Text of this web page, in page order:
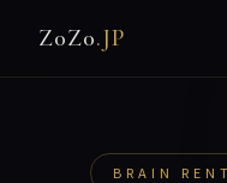
Z0Z0.JP
BRAIN